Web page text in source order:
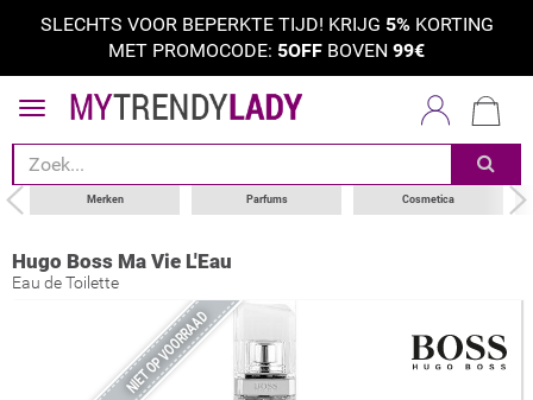
SLECHTS VOOR BEPERKTE TIJD! KRIJG 5%KORTING
MET PROMOCODE: 5OFF BOVEN 99€
Merken Parfums Cosmetica
Hugo Boss Ma Vie L'Eau
Eau de Toilette
NIET OP VOORRAAD